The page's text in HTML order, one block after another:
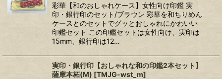
彩華【和のおしゃれケース】女性向け印鑑 実
印・銀行印のセット/ブラウン 彩華を和ちりめん
ケースとのセットでグッとおしゃれにかわいい
印鑑セット この印鑑セットは女性向け、実印は
15mm、銀行印は12…
実印・銀行印【おしゃれな和の印鑑2本セット】
薩摩本柘(M) [TMJG-wst_m]